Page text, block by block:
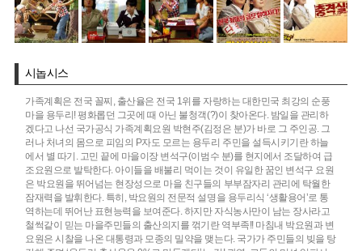
시놉시스
가족계획은 전국 꼴찌, 출산율은 전국 1위를 자랑하는 대한민국 최강의 순풍
마을 용두리! 평화롭던 그곳에 때 아닌 불청객(?)이 찾아온다. 밤일을 관리하
겠다고 나선 국가공식 가족계획요원 박현주(김정은 분)가 바로 그 주인공. 그
러나 처녀의 몸으로 피임의 P자도 모르는 용두리 주민을 설득시키기란 하늘
에서 별 따기. 고민 끝에 마을이장 변석구(이범수 분)를 현지에서 조달하여 급
조요원으로 발탁한다. 아이들을 배불리 먹이는 것이 유일한 꿈인 변석구 요원
은 박요원을 뛰어넘는 현장성으로 마을 친구들의 부부잠자리 관리에 탁월한
잠재력을 발휘한다. 특히, 박요원의 전문적 설명을 용두리식 ‘생활용어’로 통
역하는데 뛰어난 표현능력을 보여준다. 하지만 자식농사만이 남는 장사라고
철썩같이 믿는 마을주민들의 출산의지를 꺾기란 역부족!! 마침내 박요원과 변
요원은 시찰을 나온 대통령과 모종의 밀약을 맺는다. 국가가 주민들의 빚을 탕